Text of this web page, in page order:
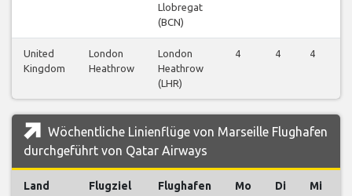
Llobregat
(BCN)
United
Kingdom
London
Heathrow
London
Heathrow
(LHR)
4 4 4
Wöchentliche Linienflüge von Marseille Flughafen
durchgeführt von Qatar Airways
Land Flugziel Flughafen Mo Di Mi